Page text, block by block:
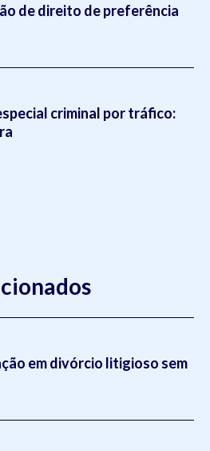
de direito de preferência
criminal por tráfico:
em divórcio litigioso sem